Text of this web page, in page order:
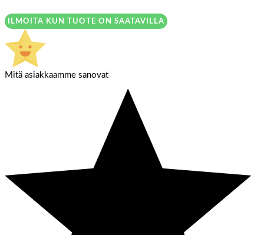
ILMOITA KUN TUOTE ON SAATAVILLA
Mitä asiakkaamme sanovat